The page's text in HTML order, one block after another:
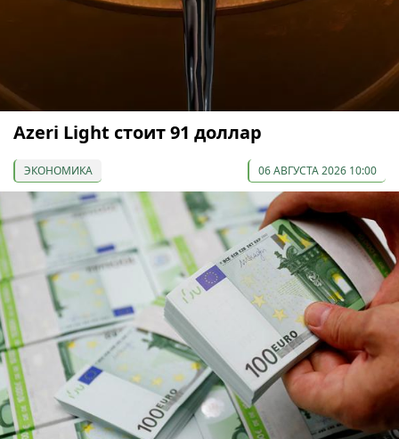
Azeri Light стоит 91 доллар
ЭКОНОМИКА 06 АВГУСТА 2026 10:00